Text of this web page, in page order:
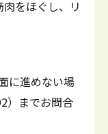
をほぐし、リ
に進めない場
）までお問合